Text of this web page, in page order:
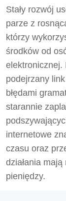
Stały rozwój
parze z
którzy
środków od
elektronicznej.
podejrzany
błędami
starannie
internetowe
czasu oraz
działania
pieniędzy.